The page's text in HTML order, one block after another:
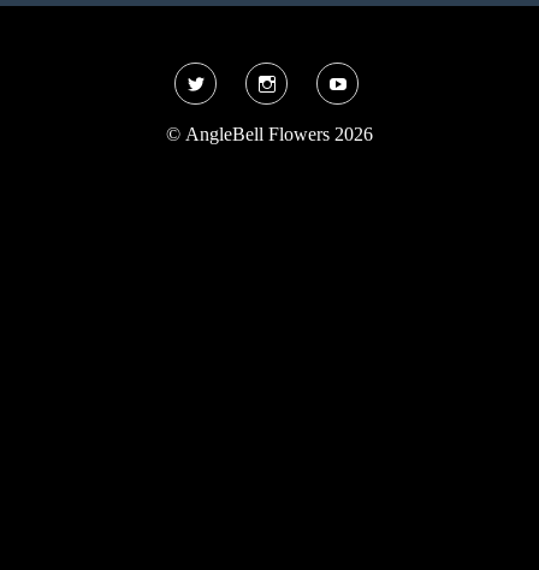
© AngleBell Flowers 2026